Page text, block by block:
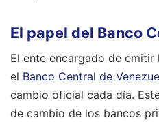
El papel del Banco
El ente encargado de
el Banco Central de
cambio oficial cada día.
de cambio de los bancos